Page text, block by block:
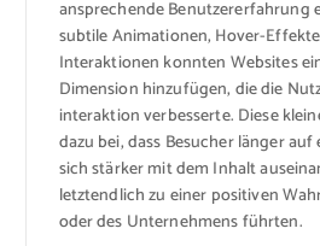
ansprechende Benutzererfahrung
subtile Animationen, Hover-
Interaktionen konnten Websites
Dimension hinzufügen, die die
interaktion verbesserte. Diese
dazu bei, dass Besucher länger
sich stärker mit dem Inhalt
letztendlich zu einer positiven
oder des Unternehmens führten.